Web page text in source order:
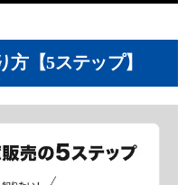
【5ステップ】